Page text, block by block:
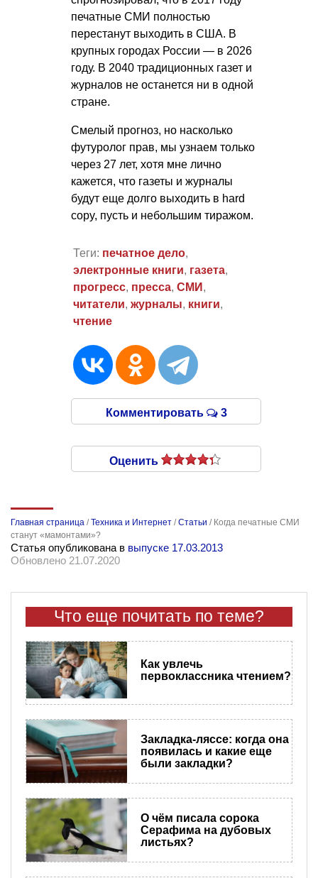
печатные СМИ полностью
перестанут выходить в США. В
крупных городах России — в 2026
году. В 2040 традиционных газет и
журналов не останется ни в одной
стране.
Смелый прогноз, но насколько
футуролог прав, мы узнаем только
через 27 лет, хотя мне лично
кажется, что газеты и журналы
будут еще долго выходить в hard
copy, пусть и небольшим тиражом.
Теги: печатное дело,
электронные книги, газета,
прогресс, пресса, СМИ ,
читатели, журналы, книги,
чтение
Комментировать 3
Оценить
Главная страница /Техника и Интернет /Статьи / Когда печатные СМИ
станут «мамонтами»?
Статья опубликована в выпуске 17.03.2013
Обновлено 21.07.2020
Что еще почитать по теме?
Как увлечь
первоклассника чтением?
Закладка-ляссе: когда она
появилась и какие еще
были закладки?
О чём писала сорока
Серафима на дубовых
листьях?